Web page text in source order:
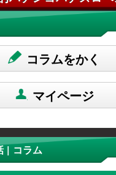
コラムをかく
マイページ
| コラム